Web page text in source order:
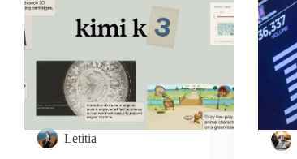
Letitia